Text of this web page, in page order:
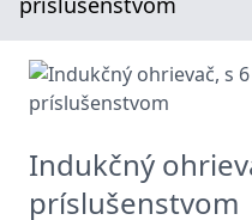
Indukčný
príslušenstvom